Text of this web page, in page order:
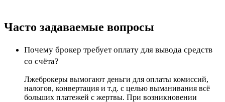
Часто задаваемые вопросы
Почему брокер требует оплату для вывода средств
со счёта?
Лжеброкеры вымогают деньги для оплаты комиссий,
налогов, конвертация и т.д. с целью выманивания всё
больших платежей с жертвы. При возникновении